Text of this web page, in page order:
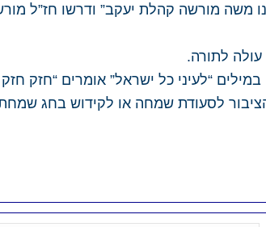
משה מורשה קהלת יעקב” ודרשו חז”ל
לתורה.
“לעיני כל ישראל” אומרים “חזק חזק
לסעודת שמחה או לקידוש בחג